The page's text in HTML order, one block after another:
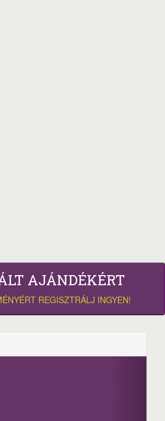
AJÁNDÉKÉRT
REGISZTRÁLJ INGYEN!